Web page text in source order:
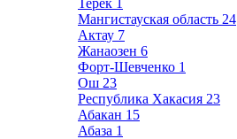
Терек 1
Мангистауская область 24
Актау 7
Жанаозен 6
Форт-Шевченко 1
Ош 23
Республика Хакасия 23
Абакан 15
Абаза 1